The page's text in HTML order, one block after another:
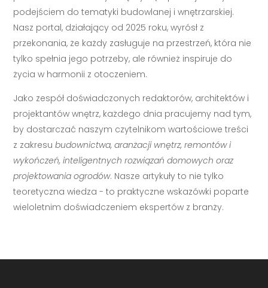
podejściem do tematyki budowlanej i wnętrzarskiej.
Nasz portal, działający od 2025 roku, wyrósł z
przekonania, że każdy zasługuje na przestrzeń, która nie
tylko spełnia jego potrzeby, ale również inspiruje do
życia w harmonii z otoczeniem.
Jako zespół doświadczonych redaktorów, architektów i
projektantów wnętrz, każdego dnia pracujemy nad tym,
by dostarczać naszym czytelnikom wartościowe treści
z zakresubudownictwa, aranżacji wnętrz, remontów i
wykończeń, inteligentnych rozwiązań domowych oraz
projektowania ogrodów. Nasze artykuły to nie tylko
teoretyczna wiedza - to praktyczne wskazówki poparte
wieloletnim doświadczeniem ekspertów z branży.